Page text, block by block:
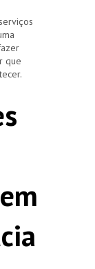
que